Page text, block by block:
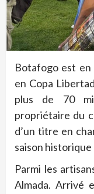
Botafogo est
en Copa
plus de 70
propriétaire du
d’un titre en
saison historique
Parmi les
Almada. Arrivé